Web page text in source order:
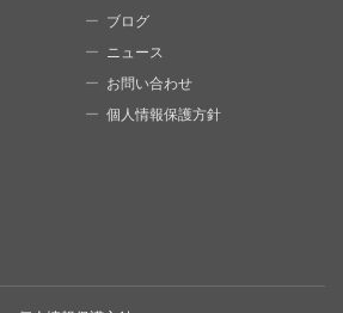
ブログ
ニュース
お問い合わせ
個人情報保護方針